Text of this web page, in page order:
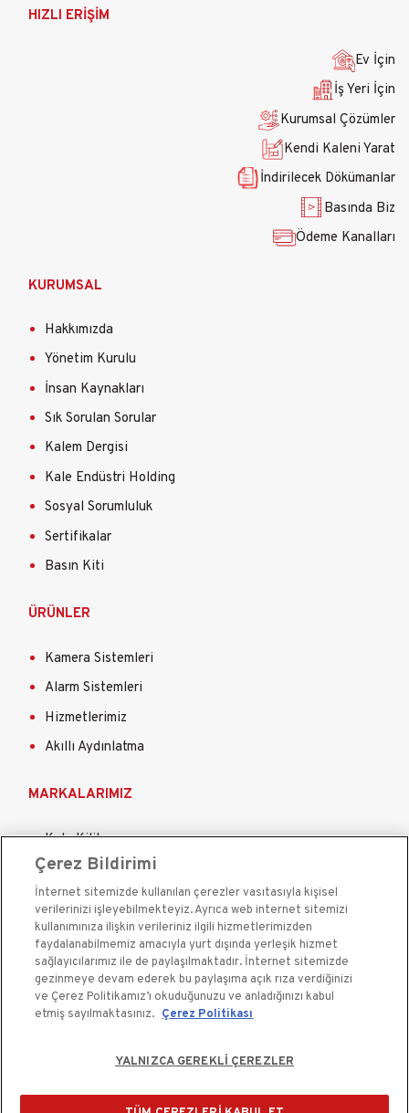
AnaHIZLI ERİŞİM
Ev İçin
İş Yeri İçin
Kurumsal Çözümler
Kendi Kaleni Yarat
İndirilecek Dökümanlar
Basında Biz
Ödeme Kanalları
KURUMSAL
Hakkımızda
Yönetim Kurulu
İnsan Kaynakları
Sık Sorulan Sorular
Kalem Dergisi
Kale Endüstri Holding
Sosyal Sorumluluk
Sertifikalar
Basın Kiti
ÜRÜNLER
Kamera Sistemleri
Alarm Sistemleri
Hizmetlerimiz
Akıllı Aydınlatma
MARKALARIMIZ
Kale Kilit
Kale Çelik Kapı
Kale Çelik Kasa
Kale Kapı Pencere Sistemleri
Kale Sigorta
Çerez Bildirimi
İnternet sitemizde kullanılan çerezler vasıtasıyla kişisel
verilerinizi işleyebilmekteyiz. Ayrıca web internet sitemizi
kullanımınıza ilişkin verileriniz ilgili hizmetlerimizden
faydalanabilmemiz amacıyla yurt dışında yerleşik hizmet
sağlayıcılarımız ile de paylaşılmaktadır. İnternet sitemizde
gezinmeye devam ederek bu paylaşıma açık rıza verdiğinizi
ve Çerez Politikamız’ı okuduğunuzu ve anladığınızı kabul
etmiş sayılmaktasınız. Çerez Politikası
YALNIZCA GEREKLİ ÇEREZLER